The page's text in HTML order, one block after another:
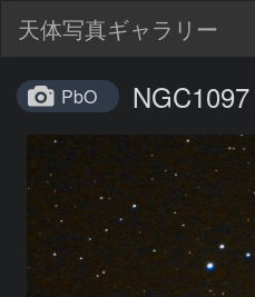
天体写真ギャラリー
PbO